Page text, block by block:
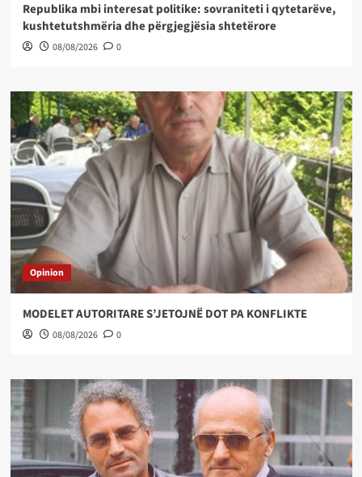
Republika mbi interesat politike: sovraniteti i qytetarëve,
kushtetutshmëria dhe përgjegjësia shtetërore
08/08/2026 0
Opinion
MODELET AUTORITARE S’JETOJNË DOT PA KONFLIKTE
08/08/2026 0